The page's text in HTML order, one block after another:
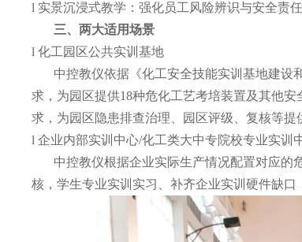
l 实景沉浸式教学：强化员工风险辨识与安全责任
三、两大适用场景
l 化工园区公共实训基地
中控教仪依据《化工安全技能实训基地建设
求，为园区提供18种危化工艺考培装置及其他安
求，为园区隐患排查治理、园区评级、复核等提
l 企业内部实训中心/化工类大中专院校专业实训
中控教仪根据企业实际生产情况配置对应的
核，学生专业实训实习、补齐企业实训硬件缺口